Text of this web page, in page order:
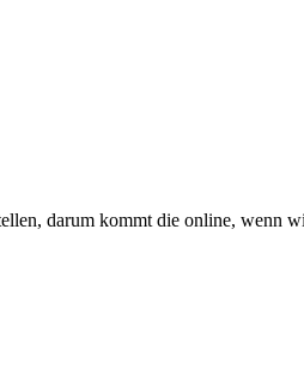
darum kommt die online, wenn